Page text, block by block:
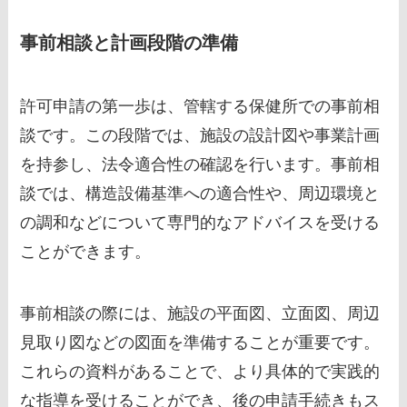
事前相談と計画段階の準備
許可申請の第一歩は、管轄する保健所での事前相
談です。この段階では、施設の設計図や事業計画
を持参し、法令適合性の確認を行います。事前相
談では、構造設備基準への適合性や、周辺環境と
の調和などについて専門的なアドバイスを受ける
ことができます。
事前相談の際には、施設の平面図、立面図、周辺
見取り図などの図面を準備することが重要です。
これらの資料があることで、より具体的で実践的
な指導を受けることができ、後の申請手続きもス